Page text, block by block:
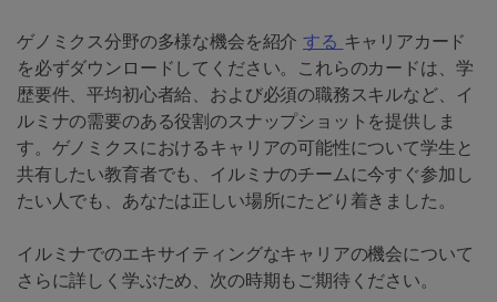
ゲノミクス分野の多様な機会を紹介する キャリアカード
を必ずダウンロードしてください。これらのカードは、学
歴要件、平均初心者給、および必須の職務スキルなど、イ
ルミナの需要のある役割のスナップショットを提供しま
す。ゲノミクスにおけるキャリアの可能性について学生と
共有したい教育者でも、イルミナのチームに今すぐ参加し
たい人でも、あなたは正しい場所にたどり着きました。
イルミナでのエキサイティングなキャリアの機会について
さらに詳しく学ぶため、次の時期もご期待ください。